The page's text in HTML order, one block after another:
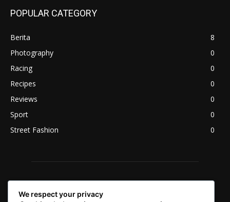
POPULAR CATEGORY
Berita
8
Photography
0
Racing
0
Recipes
0
Reviews
0
Sport
0
Street Fashion
0
We respect your privacy